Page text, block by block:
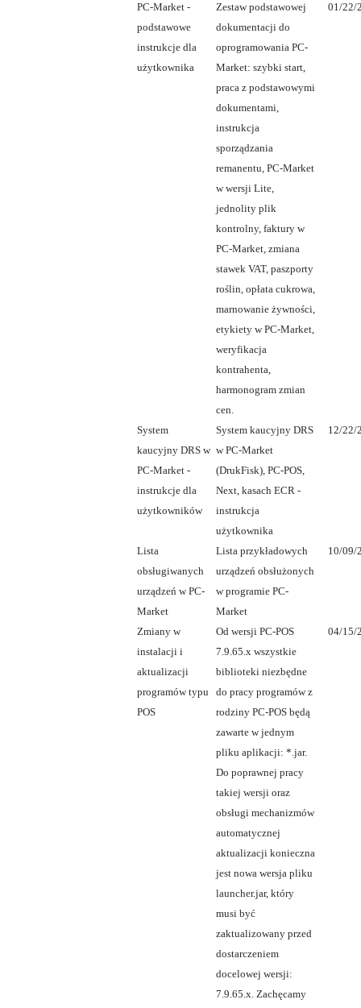
PC-Market -
podstawowe
instrukcje dla
użytkownika
Zestaw podstawowej
dokumentacji do
oprogramowania PC-
Market: szybki start,
praca z podstawowymi
dokumentami,
instrukcja
sporządzania
remanentu, PC-Market
w wersji Lite,
jednolity plik
kontrolny, faktury w
PC-Market, zmiana
stawek VAT, paszporty
roślin, opłata cukrowa,
marnowanie żywności,
etykiety w PC-Market,
weryfikacja
kontrahenta,
harmonogram zmian
cen.
01/22/
System
kaucyjny DRS w
PC-Market -
instrukcje dla
użytkowników
System kaucyjny DRS
w PC-Market
(DrukFisk), PC-POS,
Next, kasach ECR -
instrukcja
użytkownika
12/22/
Lista
obsługiwanych
urządzeń w PC-
Market
Lista przykładowych
urządzeń obsłużonych
w programie PC-
Market
10/09/
Zmiany w
instalacji i
aktualizacji
programów typu
POS
Od wersji PC-POS
7.9.65.x wszystkie
biblioteki niezbędne
do pracy programów z
rodziny PC-POS będą
zawarte w jednym
pliku aplikacji: *.jar.
Do poprawnej pracy
takiej wersji oraz
obsługi mechanizmów
automatycznej
aktualizacji konieczna
jest nowa wersja pliku
launcher.jar, który
musi być
zaktualizowany przed
dostarczeniem
docelowej wersji:
7.9.65.x. Zachęcamy
04/15/